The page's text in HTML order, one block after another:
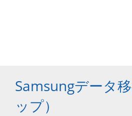
Samsungデータ
ップ）